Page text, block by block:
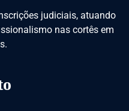
judiciais, atuando
nas cortês em